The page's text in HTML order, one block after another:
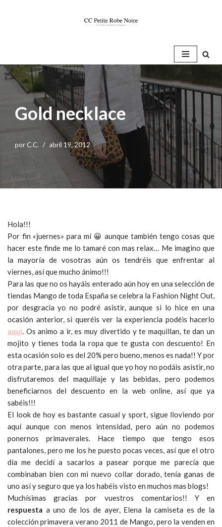
Gold necklace
porC.C. abril 19, 2012
Hola!!!
Por fin «juernes» para mí 😀 aunque también tengo cosas que
hacer este finde me lo tamaré con mas relax… Me imagino que
la mayoría de vosotras aún os tendréis que enfrentar al
viernes, así que mucho ánimo!!!
Para las que no os hayáis enterado aún hoy en una selección de
tiendas Mango de toda España se celebra la Fashion Night Out,
por desgracia yo no podré asistir, aunque si lo hice en una
ocasión anterior, si queréis ver la experiencia podéis hacerlo
aquí. Os animo a ir, es muy divertido y te maquillan, te dan un
mojito y tienes toda la ropa que te gusta con descuento! En
esta ocasión solo es del 20% pero bueno, menos es nada!! Y por
otra parte, para las que al igual que yo hoy no podáis asistir, no
disfrutaremos del maquillaje y las bebidas, pero podemos
beneficiarnos del descuento en la web online, así que ya
sabéis!!!
El look de hoy es bastante casual y sport, sigue lloviendo por
aquí aunque con menos intensidad, pero aún no podemos
ponernos primaverales. Hace tiempo que tengo esos
pantalones, pero me los he puesto pocas veces, así que el otro
día me decidí a sacarlos a pasear porque me parecía que
combinaban bien con mi nuevo collar dorado, tenía ganas de
uno así y seguro que ya los habéis visto en muchos mas blogs!
Muchísimas gracias por vuestros comentarios!! Y en
respuesta a uno de los de ayer, Elena la camiseta es de la
colección primavera verano 2011 de Mango, pero la venden en